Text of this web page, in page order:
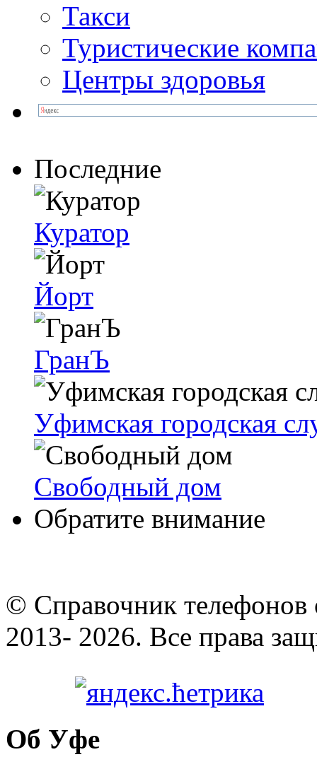
Такси
Туристические
Центры здоровья
Последние
Куратор
Йорт
ГранЪ
Уфимская городская
Свободный дом
Обратите внимание
© Cправочник телефонов
2013- 2026. Все права
Об Уфе